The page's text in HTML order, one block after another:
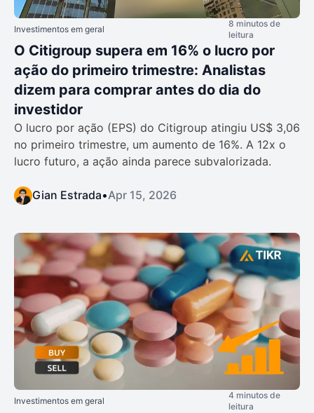
Investimentos em geral
8 minutos de
leitura
O Citigroup supera em 16% o lucro por
ação do primeiro trimestre: Analistas
dizem para comprar antes do dia do
investidor
O lucro por ação (EPS) do Citigroup atingiu US$ 3,06
no primeiro trimestre, um aumento de 16%. A 12x o
lucro futuro, a ação ainda parece subvalorizada.
Gian Estrada•Apr 15, 2026
Investimentos em geral
4 minutos de
leitura